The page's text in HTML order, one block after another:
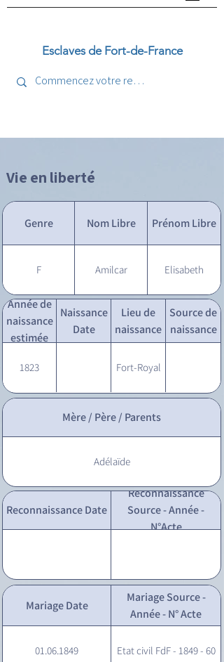
Esclaves de Fort-de-France
Vie en liberté
Genre Nom Libre Prénom Libre
F Amilcar Elisabeth
Année de
naissance
estimée
Naissance
Date
Lieu de
naissance
Source de
naissance
1823 Fort-Royal
Mère / Père / Parents
Adélaïde
Reconnaissance Date
Reconnaissance
Source - Année -
N°Acte
Mariage Date
Mariage Source -
Année - N° Acte
01.06.1849 Etat civil FdF - 1849 - 60